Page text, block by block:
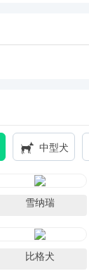
中型犬
雪纳瑞
比格犬